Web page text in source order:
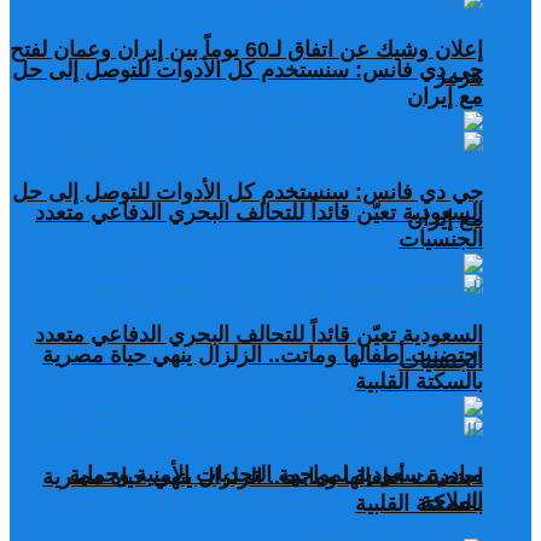
جي دي فانس: سنستخدم كل الأدوات للتوصل إلى حل
مع إيران
السعودية تعيّن قائداً للتحالف البحري الدفاعي متعدد
الجنسيات
احتضنت أطفالها وماتت.. الزلزال ينهي حياة مصرية
بالسكتة القلبية
مبادرة سعودية لمواجهة التحديات الأمنية وحماية
الملاحة
إعلان وشيك عن اتفاق لـ60 يوماً بين إيران وعمان لفتح
هرمز
جي دي فانس: سنستخدم كل الأدوات للتوصل إلى حل
مع إيران
السعودية تعيّن قائداً للتحالف البحري الدفاعي متعدد
الجنسيات
احتضنت أطفالها وماتت.. الزلزال ينهي حياة مصرية
بالسكتة القلبية